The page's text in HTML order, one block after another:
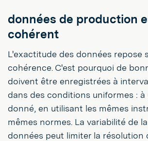
données de production
cohérent
L'exactitude des données repose
cohérence. C'est pourquoi de
doivent être enregistrées à
dans des conditions uniformes :
donné, en utilisant les mêmes
mêmes normes. La variabilité de
données peut limiter la résolution